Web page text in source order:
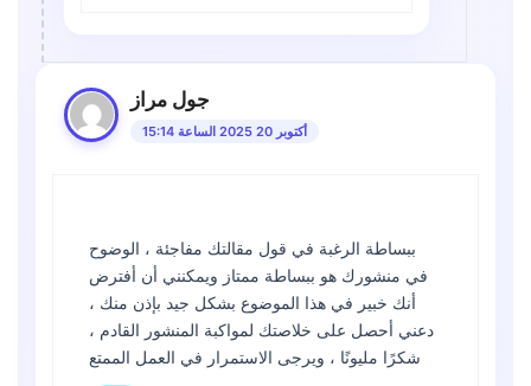
جول مراز
أكتوبر 20 2025 الساعة 15:14
ببساطة الرغبة في قول مقالتك مفاجئة ، الوضوح
في منشورك هو ببساطة ممتاز ويمكنني أن أفترض
أنك خبير في هذا الموضوع بشكل جيد بإذن منك ،
دعني أحصل على خلاصتك لمواكبة المنشور القادم ،
شكرًا مليونًا ، ويرجى الاستمرار في العمل الممتع